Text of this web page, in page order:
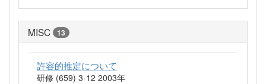
MISC 13
許容的推定について
研修 (659) 3-12 2003年